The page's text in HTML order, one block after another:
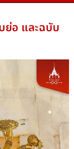
ย่อ และฉบับ